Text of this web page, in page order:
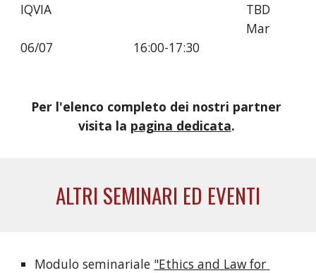
IQVIA
TBD
Mar
06/07
16:00-17:30
Per l'elenco completo dei nostri partner
visita la pagina dedicata.
ALTRI SEMINARI ED EVENTI
Modulo seminariale "Ethics and Law for